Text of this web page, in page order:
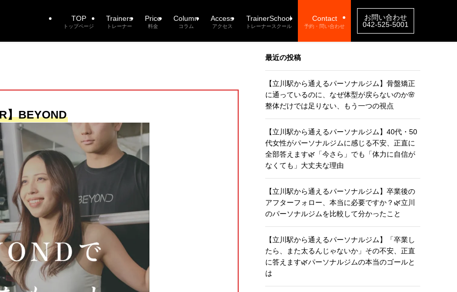
TOP
トップページ
Trainers
トレーナー
Price
料金
Column
コラム
Access
アクセス
TrainerSchool
トレーナースクール
Contact
予約・問い合わせ
お問い合わせ
042-525-5001
】BEYOND
最近の投稿
【立川駅から通えるパーソナルジム】骨盤矯正
に通っているのに、なぜ体型が戻らないのか🌸
整体だけでは足りない、もう一つの視点
【立川駅から通えるパーソナルジム】40代・50
代女性がパーソナルジムに感じる不安、正直に
全部答えます🌿「今さら」でも「体力に自信が
なくても」大丈夫な理由
【立川駅から通えるパーソナルジム】卒業後の
アフターフォロー、本当に必要ですか？🌿立川
のパーソナルジムを比較して分かったこと
【立川駅から通えるパーソナルジム】「卒業し
たら、また太るんじゃないか」その不安、正直
に答えます🌿パーソナルジムの本当のゴールと
は